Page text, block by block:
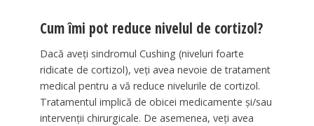
Cum îmi pot reduce nivelul de cortizol?
Dacă aveți sindromul Cushing (niveluri foarte
ridicate de cortizol), veți avea nevoie de tratament
medical pentru a vă reduce nivelurile de cortizol.
Tratamentul implică de obicei medicamente și/sau
intervenții chirurgicale. De asemenea, veți avea